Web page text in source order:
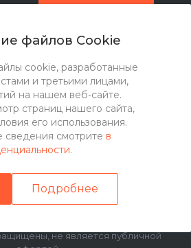
файлов Cookie
cookie, разработанные
и третьими лицами,
на нашем веб-сайте.
страниц нашего сайта,
его использования.
смотрите в
.
Подробнее
opora.ru
Москва, ул. 7-я Парковая, 24
не является публичной